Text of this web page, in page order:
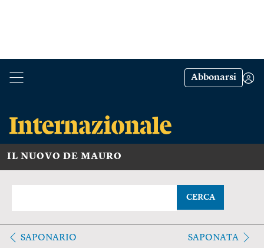
Abbonarsi
IL NUOVO DE MAURO
CERCA
SAPONARIO SAPONATA